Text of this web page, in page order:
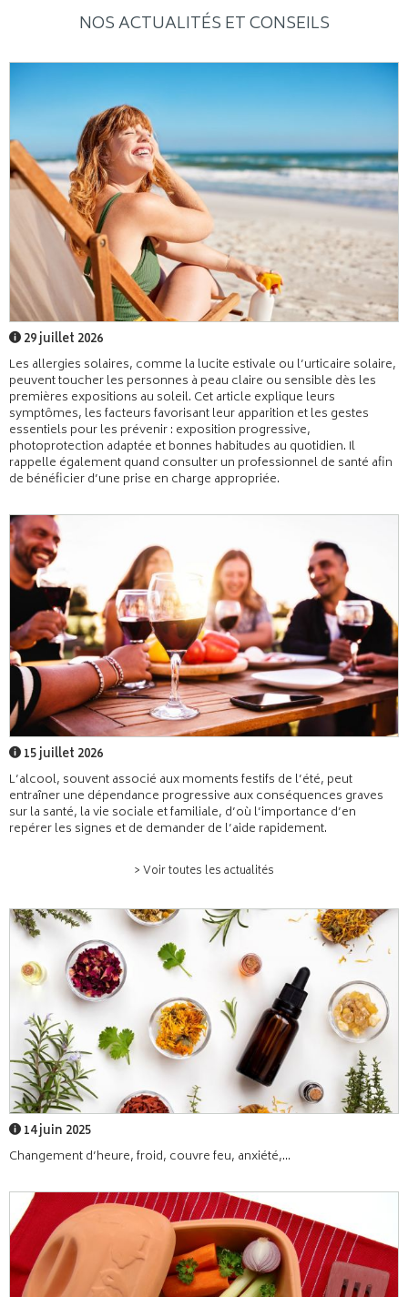
NOS ACTUALITÉS ET CONSEILS
29 juillet 2026
Les allergies solaires, comme la lucite estivale ou l’urticaire solaire,
peuvent toucher les personnes à peau claire ou sensible dès les
premières expositions au soleil. Cet article explique leurs
symptômes, les facteurs favorisant leur apparition et les gestes
essentiels pour les prévenir : exposition progressive,
photoprotection adaptée et bonnes habitudes au quotidien. Il
rappelle également quand consulter un professionnel de santé afin
de bénéficier d’une prise en charge appropriée.
15 juillet 2026
L’alcool, souvent associé aux moments festifs de l’été, peut
entraîner une dépendance progressive aux conséquences graves
sur la santé, la vie sociale et familiale, d’où l’importance d’en
repérer les signes et de demander de l’aide rapidement.
> Voir toutes les actualités
14 juin 2025
Changement d’heure, froid, couvre feu, anxiété,...